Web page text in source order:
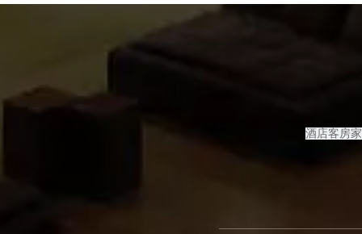
酒店客房